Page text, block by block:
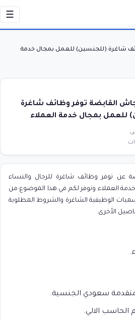
☰
شاغرة (للجنسين) للعمل بمجال خدمة
القابضة توفر وظائف شاغرة
للعمل بمجال خدمة العملاء
عن توفر وظائف شاغرة للرجال والنساء
العملاء ونوفر لكم في هذا الموضوع من
الوظيفية الشاغرة والشروط المطلوبة
الأخرى.
سعودي الجنسية.
الحاسب الالي.